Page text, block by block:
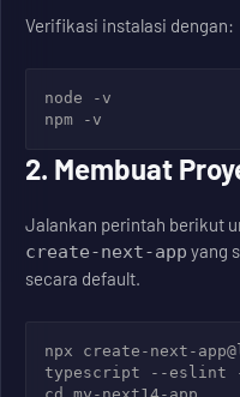
Verifikasi instalasi dengan:
node -v
2. Membuat
Jalankan perintah berikut
create-next-app yang
secara default.
npx create-next-
typescript --eslint